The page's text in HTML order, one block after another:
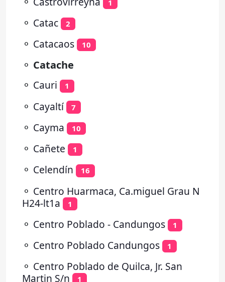
1
⚬ Catac 2
⚬ Catacaos 10
⚬ Catache
⚬ Cauri 1
⚬ Cayaltí 7
⚬ Cayma 10
⚬ Cañete 1
⚬ Celendín 16
⚬ Centro Huarmaca, Ca.miguel Grau N
H24-lt1a
1
⚬ Centro Poblado - Candungos 1
⚬ Centro Poblado Candungos 1
⚬ Centro Poblado de Quilca, Jr. San
Martin S/n
1